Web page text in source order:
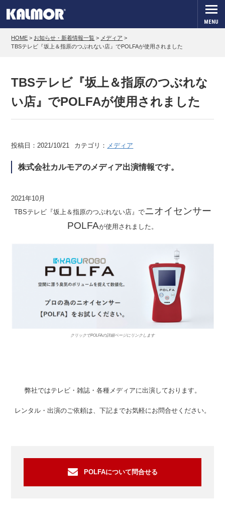
MENU
HOME > お知らせ・新着情報一覧 > メディア >
TBSテレビ『坂上＆指原のつぶれない店』でPOLFAが使用されました
TBSテレビ『坂上＆指原のつぶれな
い店』でPOLFAが使用されました
投稿日：2021/10/21 カテゴリ： メディア
株式会社カルモアのメディア出演情報です。
2021年10月
TBSテレビ『坂上＆指原のつぶれない店』でニオイセンサー
POLFAが使用されました。
クリックでPOLFAの詳細ページにリンクします
弊社ではテレビ・雑誌・各種メディアに出演しております。
レンタル・出演のご依頼は、下記までお気軽にお問合せください。
POLFAについて問合せる